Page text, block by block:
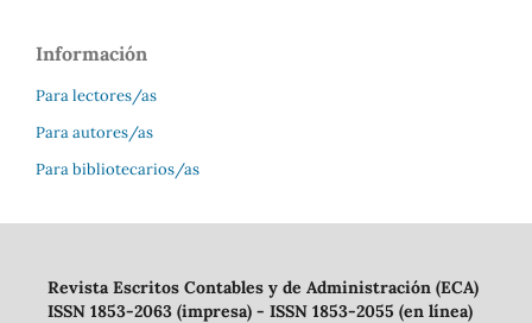
Información
Para lectores/as
Para autores/as
Para bibliotecarios/as
Revista Escritos Contables y de Administración (ECA)
ISSN 1853-2063 (impresa) - ISSN 1853-2055 (en línea)